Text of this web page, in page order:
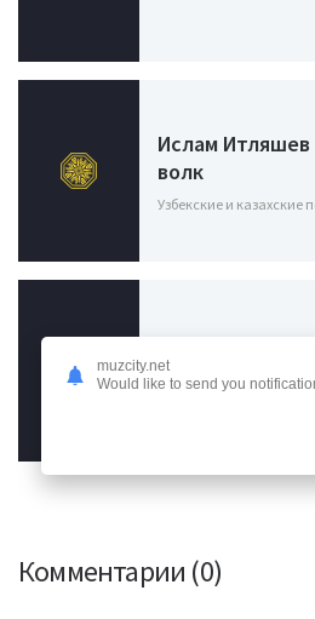
Ислам
волк
Узбекские и казахские
L iZReaL,
Узбекские и казахские
Комментарии (0)
muzcity.net
Would like to send you